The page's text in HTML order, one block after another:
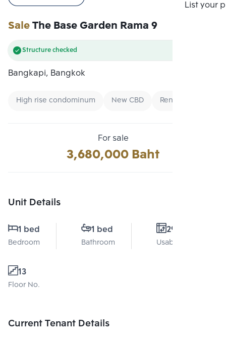
List your
SaleThe Base Garden Rama 9
Structure checked
Bangkapi, Bangkok
High rise condominum New CBD Renting foreigners
For sale
3,680,000 Baht
Unit Details
1 bed
Bedroom
1 bed
Bathroom
29 Sq.m.
Usable area
13
Floor No.
Current Tenant Details